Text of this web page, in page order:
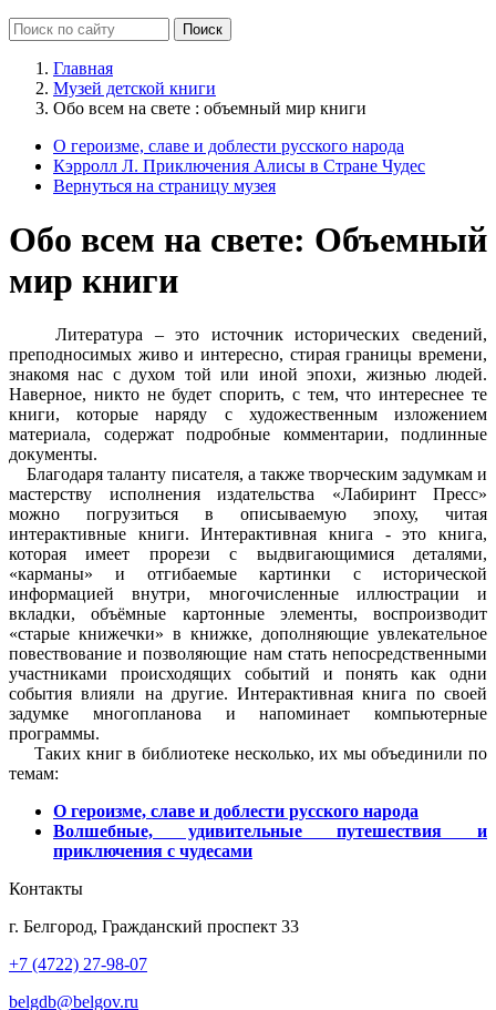
Главная
Музей детской книги
Обо всем на свете : объемный мир книги
О героизме, славе и доблести русского народа
Кэрролл Л. Приключения Алисы в Стране Чудес
Вернуться на страницу музея
Обо всем на свете: Объемный
мир книги
Литература – это источник исторических сведений,
преподносимых живо и интересно, стирая границы времени,
знакомя нас с духом той или иной эпохи, жизнью людей.
Наверное, никто не будет спорить, с тем, что интереснее те
книги, которые наряду с художественным изложением
материала, содержат подробные комментарии, подлинные
документы.
Благодаря таланту писателя, а также творческим задумкам и
мастерству исполнения издательства «Лабиринт Пресс»
можно погрузиться в описываемую эпоху, читая
интерактивные книги. Интерактивная книга - это книга,
которая имеет прорези с выдвигающимися деталями,
«карманы» и отгибаемые картинки с исторической
информацией внутри, многочисленные иллюстрации и
вкладки, объёмные картонные элементы, воспроизводит
«старые книжечки» в книжке, дополняющие увлекательное
повествование и позволяющие нам стать непосредственными
участниками происходящих событий и понять как одни
события влияли на другие. Интерактивная книга по своей
задумке многопланова и напоминает компьютерные
программы.
Таких книг в библиотеке несколько, их мы объединили по
темам:
О героизме, славе и доблести русского народа
Волшебные, удивительные путешествия и
приключения с чудесами
Контакты
г. Белгород, Гражданский проспект 33
+7 (4722) 27-98-07
belgdb@belgov.ru